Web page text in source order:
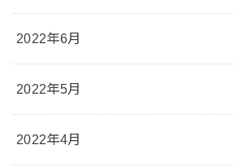
2022年6月
2022年5月
2022年4月